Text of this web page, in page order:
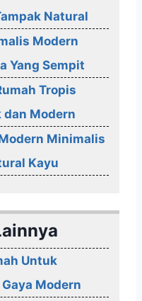
Natural
Modern
Yang Sempit
Tropis
dan Modern
Minimalis
Kayu
Untuk
Modern